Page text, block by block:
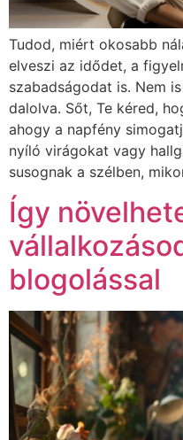
Tudod, miért okosabb
elveszi az idődet, a
szabadságodat is. Nem
dalolva. Sőt, Te kéred,
ahogy a napfény
nyíló virágokat vagy
susognak a szélben,
Így
blogolással